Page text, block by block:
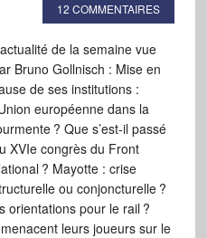
12 COMMENTAIRES
de la semaine vue
Bruno Gollnisch : Mise en
de ses institutions :
européenne dans la
? Que s’est-il passé
XVIe congrès du Front
? Mayotte : crise
ou conjoncturelle ?
orientations pour le rail ?
leurs joueurs sur le